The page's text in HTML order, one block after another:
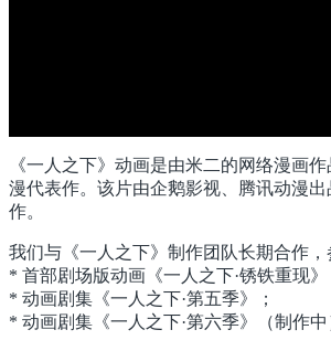
《一人之下》动画是由米二的网络漫画
漫代表作。该片由企鹅影视、腾讯动漫出
作。
我们与《一人之下》制作团队长期合作，
* 首部剧场版动画《一人之下·锈铁重现》
* 动画剧集《一人之下·第五季》；
* 动画剧集《一人之下·第六季》（制作中